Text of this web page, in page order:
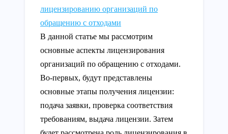
лицензированию организаций по
обращению с отходами
В данной статье мы рассмотрим
основные аспекты лицензирования
организаций по обращению с отходами.
Во-первых, будут представлены
основные этапы получения лицензии:
подача заявки, проверка соответствия
требованиям, выдача лицензии. Затем